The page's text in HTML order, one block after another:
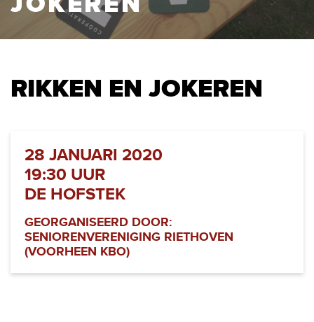
RIKKEN EN JOKEREN
28 JANUARI 2020
19:30 UUR
DE HOFSTEK
GEORGANISEERD DOOR:
SENIORENVERENIGING RIETHOVEN
(VOORHEEN KBO)